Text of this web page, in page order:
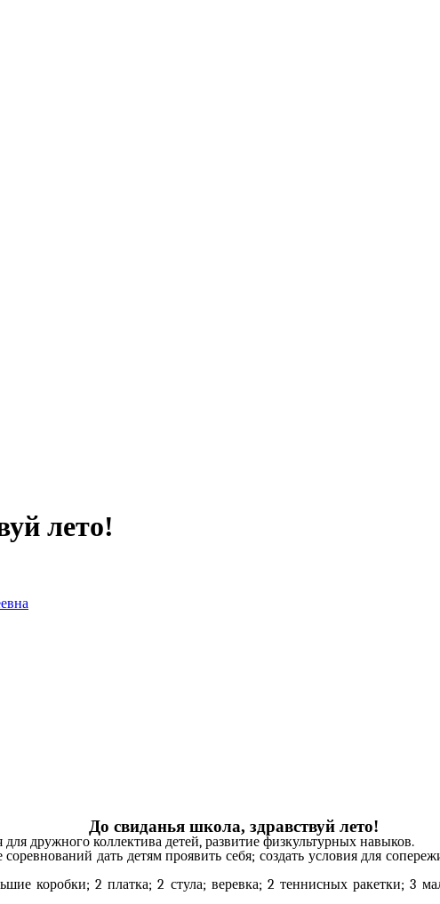
лето!
До свиданья школа, здравствуй лето!
дружного коллектива детей, развитие физкультурных навыков.
дать детям проявить себя; создать условия для
коробки; 2 платка; 2 стула; веревка; 2 теннисных ракетки; 3